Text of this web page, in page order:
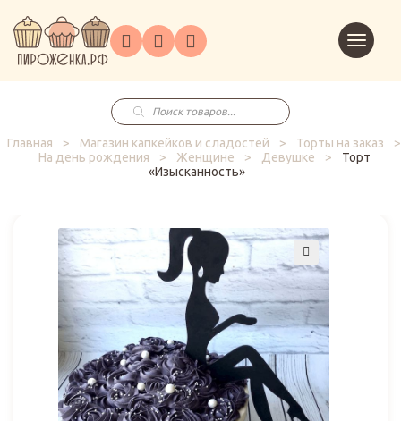
ГлавнаяКаталог
на
заказ
Праздники
Корпоративным
клиентам
в
корзину
Поиск
товаров
Главная
> Магазин капкейков и сладостей > Торты на заказ
>
На день рождения
> Женщине > Девушке >
Торт
«Изысканность»